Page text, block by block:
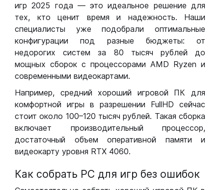
игр 2025 года — это идеальное решение для
тех, кто ценит время и надежность. Наши
специалисты уже подобрали оптимальные
конфигурации под разные бюджеты: от
недорогих систем за 80 тысяч рублей до
мощных сборок с процессорами AMD Ryzen и
современными видеокартами.
Например, средний хороший игровой ПК для
комфортной игры в разрешении FullHD сейчас
стоит около 100–120 тысяч рублей. Такая сборка
включает производительный процессор,
достаточный объем оперативной памяти и
видеокарту уровня RTX 4060.
Как собрать РС для игр без ошибок